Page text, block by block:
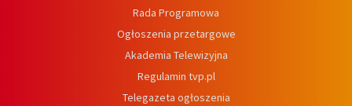
Rada Programowa
Ogłoszenia przetargowe
Akademia Telewizyjna
Regulamin tvp.pl
Telegazeta ogłoszenia